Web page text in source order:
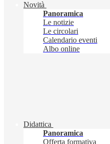
Novità
Panoramica
Le notizie
Le circolari
Calendario eventi
Albo online
Didattica
Panoramica
Offerta formativa